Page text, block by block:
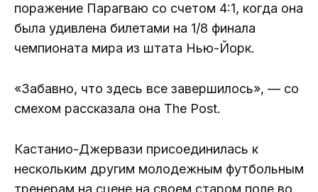
поражение Парагваю со счетом 4:1, когда она
была удивлена ​​билетами на 1/8 финала
чемпионата мира из штата Нью-Йорк.
«Забавно, что здесь все завершилось», — со
смехом рассказала она The Post.
Кастанио-Джервази присоединилась к
нескольким другим молодежным футбольным
тренерам на сцене на своем старом поле во